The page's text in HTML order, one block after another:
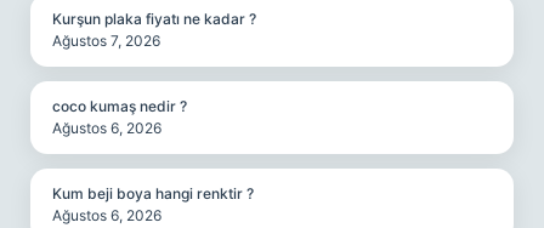
Kurşun plaka fiyatı ne kadar ?
Ağustos 7, 2026
coco kumaş nedir ?
Ağustos 6, 2026
Kum beji boya hangi renktir ?
Ağustos 6, 2026